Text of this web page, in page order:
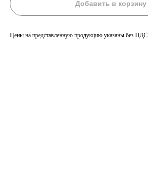
Добавить в корзину
Цены на представленную продукцию указаны без НДС.